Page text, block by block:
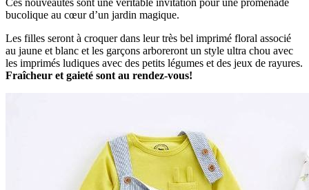
Ces nouveautés sont une véritable invitation pour une promenade
bucolique au cœur d’un jardin magique.
Les filles seront à croquer dans leur très bel imprimé floral associé
au jaune et blanc et les garçons arboreront un style ultra chou avec
les imprimés ludiques avec des petits légumes et des jeux de rayures.
Fraîcheur et gaieté sont au rendez-vous!